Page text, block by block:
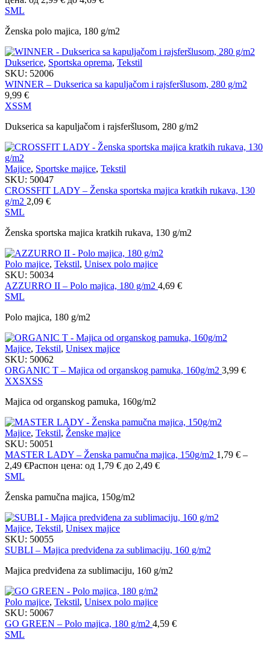
SML
Ženska polo majica, 180 g/m2
Dukserice, Sportska oprema, Tekstil
SKU: 52006
WINNER – Dukserica sa kapuljačom i rajsferšlusom, 280 g/m2
9,99 €
XSSM
Dukserica sa kapuljačom i rajsferšlusom, 280 g/m2
Majice, Sportske majice, Tekstil
SKU: 50047
CROSSFIT LADY – Ženska sportska majica kratkih rukava, 130
g/m2 2,09 €
SML
Ženska sportska majica kratkih rukava, 130 g/m2
Polo majice, Tekstil, Unisex polo majice
SKU: 50034
AZZURRO II – Polo majica, 180 g/m2 4,69 €
SML
Polo majica, 180 g/m2
Majice, Tekstil, Unisex majice
SKU: 50062
ORGANIC T – Majica od organskog pamuka, 160g/m2 3,99 €
XXSXSS
Majica od organskog pamuka, 160g/m2
Majice, Tekstil, Ženske majice
SKU: 50051
MASTER LADY – Ženska pamučna majica, 150g/m2 1,79 € –
2,49 €Распон цена: од 1,79 € до 2,49 €
SML
Ženska pamučna majica, 150g/m2
Majice, Tekstil, Unisex majice
SKU: 50055
SUBLI – Majica predviđena za sublimaciju, 160 g/m2
Majica predviđena za sublimaciju, 160 g/m2
Polo majice, Tekstil, Unisex polo majice
SKU: 50067
GO GREEN – Polo majica, 180 g/m2 4,59 €
SML